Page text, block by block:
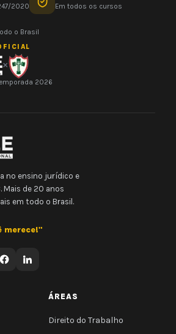
2020 Em todos os cursos
o Brasil
×
2026
no ensino jurídico e
de 20 anos
em todo o Brasil.
merece!"
ÁREAS
Direito do Trabalho